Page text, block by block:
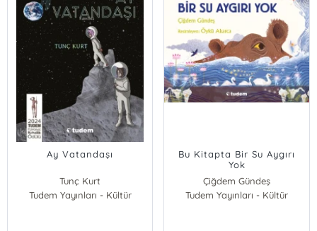
Ay Vatandaşı
Tunç Kurt
Tudem Yayınları - Kültür
Bu Kitapta Bir Su Aygırı
Yok
Çiğdem Gündeş
Tudem Yayınları - Kültür